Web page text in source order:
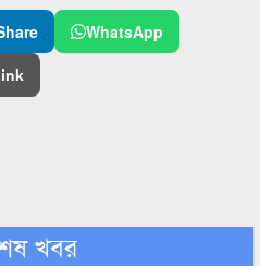
WhatsApp
খবর